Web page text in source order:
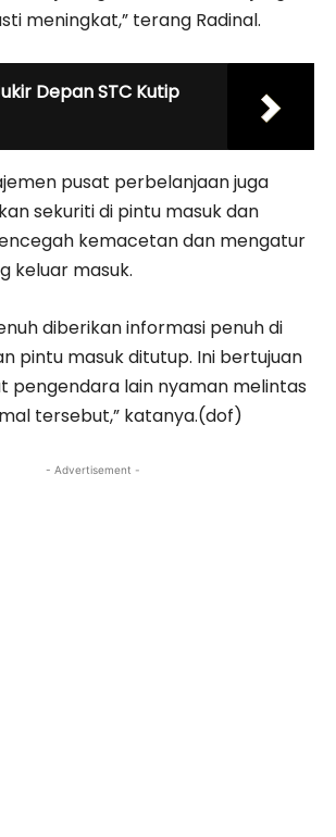
meningkat,” terang Radinal.
Depan STC Kutip
pusat perbelanjaan juga
sekuriti di pintu masuk dan
kemacetan dan mengatur
keluar masuk.
diberikan informasi penuh di
pintu masuk ditutup. Ini bertujuan
pengendara lain nyaman melintas
tersebut,” katanya.(dof)
- Advertisement -